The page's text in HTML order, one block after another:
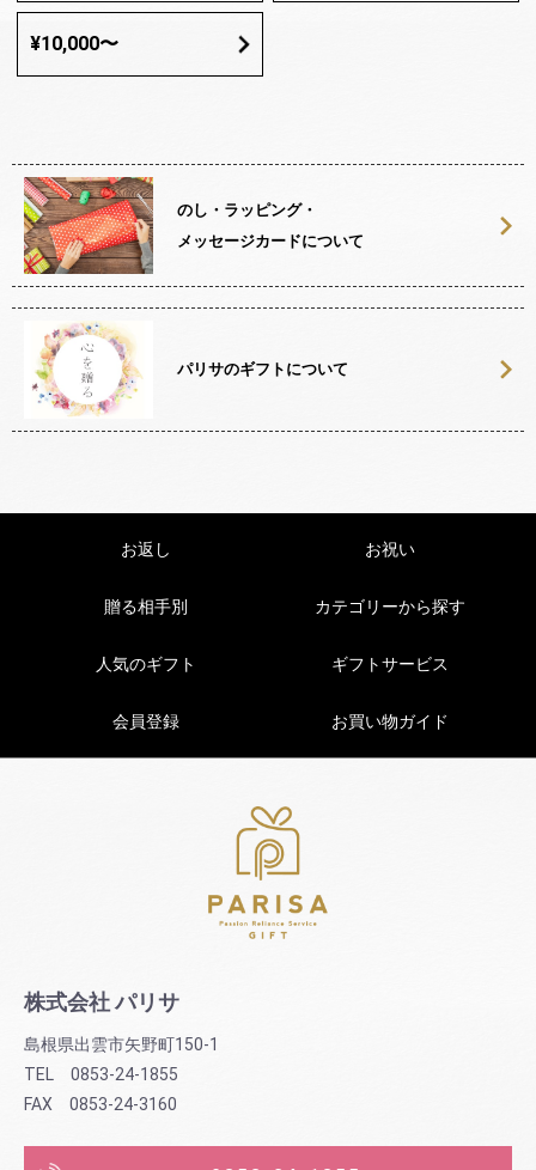
¥10,000〜
のし・ラッピング・
メッセージカードについて
パリサのギフトについて
お返し お祝い
贈る相手別 カテゴリーから探す
人気のギフト ギフトサービス
会員登録 お買い物ガイド
株式会社 パリサ
島根県出雲市矢野町150-1
TEL 0853-24-1855
FAX 0853-24-3160